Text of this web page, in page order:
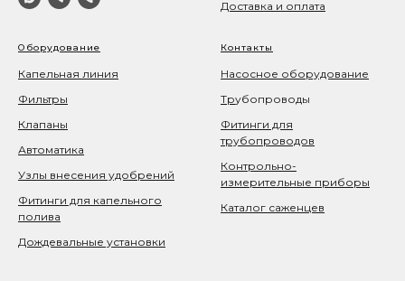
Доставка и оплата
Оборудование
Капельная линия
Фильтры
Клапаны
Автоматика
Узлы внесения удобрений
Фитинги для капельного
полива
Дождевальные установки
Контакты
Насосное оборудование
Трубопроводы
Фитинги для
трубопроводов
Контрольно-
измерительные приборы
Каталог саженцев